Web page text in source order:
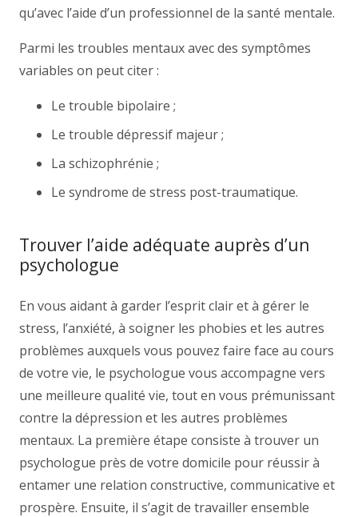
qu’avec l’aide d’un professionnel de la santé mentale.
Parmi les troubles mentaux avec des symptômes
variables on peut citer :
Le trouble bipolaire ;
Le trouble dépressif majeur ;
La schizophrénie ;
Le syndrome de stress post-traumatique.
Trouver l’aide adéquate auprès d’un
psychologue
En vous aidant à garder l’esprit clair et à gérer le
stress, l’anxiété, à soigner les phobies et les autres
problèmes auxquels vous pouvez faire face au cours
de votre vie, le psychologue vous accompagne vers
une meilleure qualité vie, tout en vous prémunissant
contre la dépression et les autres problèmes
mentaux. La première étape consiste à trouver un
psychologue près de votre domicile pour réussir à
entamer une relation constructive, communicative et
prospère. Ensuite, il s’agit de travailler ensemble